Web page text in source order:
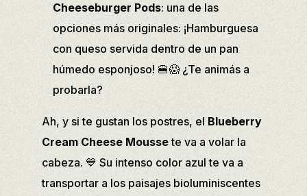
Cheeseburger Pods: una de las
opciones más originales: ¡Hamburguesa
con queso servida dentro de un pan
húmedo esponjoso! 🍔😱 ¿Te animás a
probarla?
Ah, y si te gustan los postres, el Blueberry
Cream Cheese Moussete va a volar la
cabeza. 💙 Su intenso color azul te va a
transportar a los paisajes bioluminiscentes